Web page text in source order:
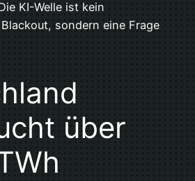
KI-Welle ist kein
sondern eine Frage
über